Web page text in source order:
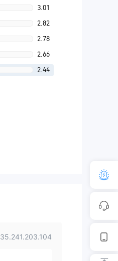
3.01
2.82
2.78
2.66
2.44
35.241.203.104